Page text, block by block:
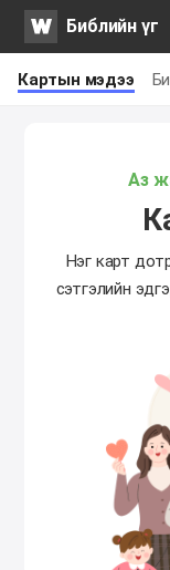
WATVБиблийн үг
Картын мэдээ
Аз
Нэг карт
сэтгэлийн